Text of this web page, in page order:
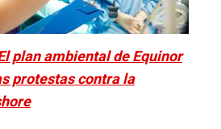
plan ambiental de Equinor
protestas contra la